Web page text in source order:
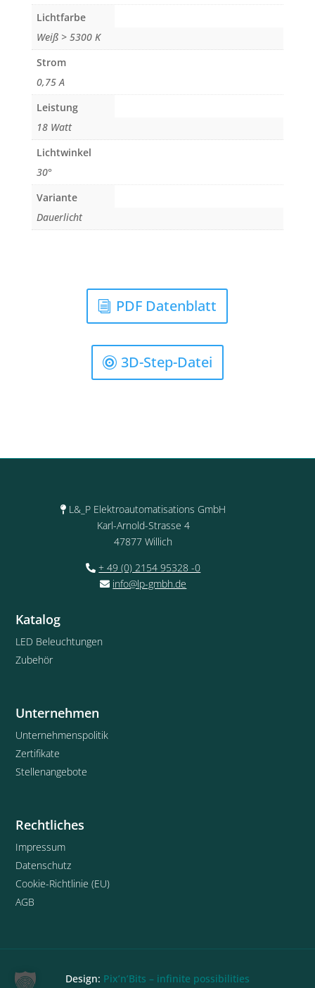
Lichtfarbe
Weiß > 5300 K
Strom
0,75 A
Leistung
18 Watt
Lichtwinkel
30°
Variante
Dauerlicht
PDF Datenblatt
3D-Step-Datei
L&_P Elektroautomatisations GmbH
Karl-Arnold-Strasse 4
47877 Willich
+ 49 (0) 2154 95328 -0
info@lp-gmbh.de
Katalog
LED Beleuchtungen
Zubehör
Unternehmen
Unternehmenspolitik
Zertifikate
Stellenangebote
Rechtliches
Impressum
Datenschutz
Cookie-Richtlinie (EU)
AGB
Design: Pix’n’Bits – infinite possibilities